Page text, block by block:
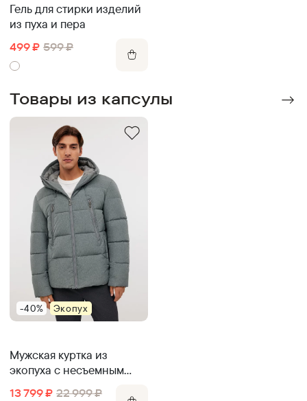
Гель для стирки изделий
из пуха и пера
499 ₽ 599 ₽
Товары из капсулы
-40% Экопух
Мужская куртка из
экопуха с несъемным
13 799 ₽ 22 999 ₽